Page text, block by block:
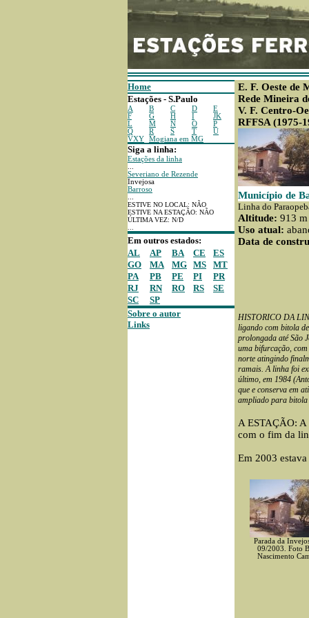
Home
Estações - S.Paulo
A B C D
E
F
G H I
JK
L
M N O
P
Q
R S T
U
VXY
Mogiana em MG
Siga a linha:
Estações da linha
Severiano de Rezende
Invejosa
Barroso
ESTIVE NO LOCAL: NÃO
ESTIVE NA ESTAÇÃO: NÃO
ÚLTIMA VEZ: N/D
Em outros estados:
AL
AP BA CE
ES
GO
MA MG MS
MT
PA
PB PE PI
PR
RJ
RN RO RS
SE
SC
SP
Sobre o autor
Links
E. F. Oeste de
Rede Mineira
V. F. Centro-
RFFSA (1975-
Município de
Linha do
Altitude: 913 m
Uso atual:
Data de
HISTORICO DA
ligando com bitola
prolongada até São
uma bifurcação,
norte atingindo
ramais. A linha foi
último, em 1984
que e conserva em
ampliado para
A ESTAÇÃO:
com o fim da
Em 2003
Parada da
09/2003. Foto
Nascimento